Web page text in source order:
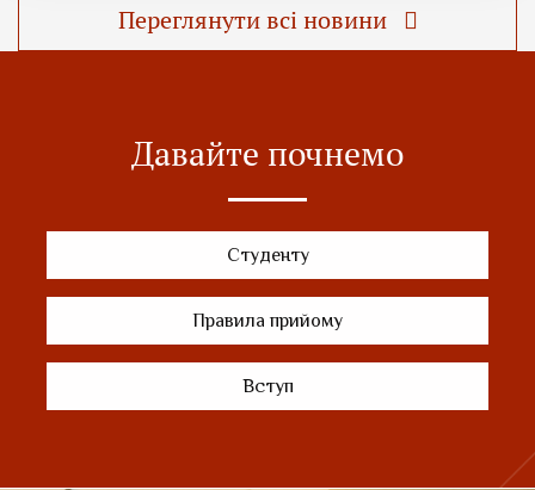
Переглянути всі новини
Давайте почнемо
Студенту
Правила прийому
Вступ